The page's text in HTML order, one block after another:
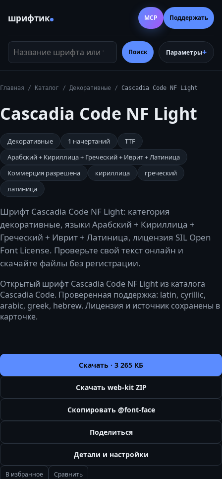
шрифтик
Название шрифта или тег
Поиск Параметры
MCP Поддержать
Главная / Каталог / Декоративные / Cascadia Code NF Light
Cascadia Code NF Light
Декоративные 1 начертаний
TTF
Арабский + Кириллица + Греческий + Иврит + Латиница
Коммерция разрешена
кириллица
греческий
латиница
Шрифт Cascadia Code NF Light: категория
декоративные, языки Арабский + Кириллица +
Греческий + Иврит + Латиница, лицензия SIL Open
Font License. Проверьте свой текст онлайн и
скачайте файлы без регистрации.
Открытый шрифт Cascadia Code NF Light из каталога
Cascadia Code. Проверенная поддержка: latin, cyrillic,
arabic, greek, hebrew. Лицензия и источник сохранены в
карточке.
Скачать · 3 265 КБ
Скачать web-kit ZIP
Скопировать @font-face
Поделиться
Детали и настройки
В избранное Сравнить